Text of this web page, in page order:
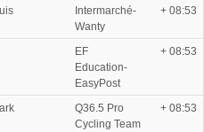
Intermarché-
Wanty
+ 08:53
EF
Education-
EasyPost
+ 08:53
Q36.5 Pro
Cycling Team
+ 08:53